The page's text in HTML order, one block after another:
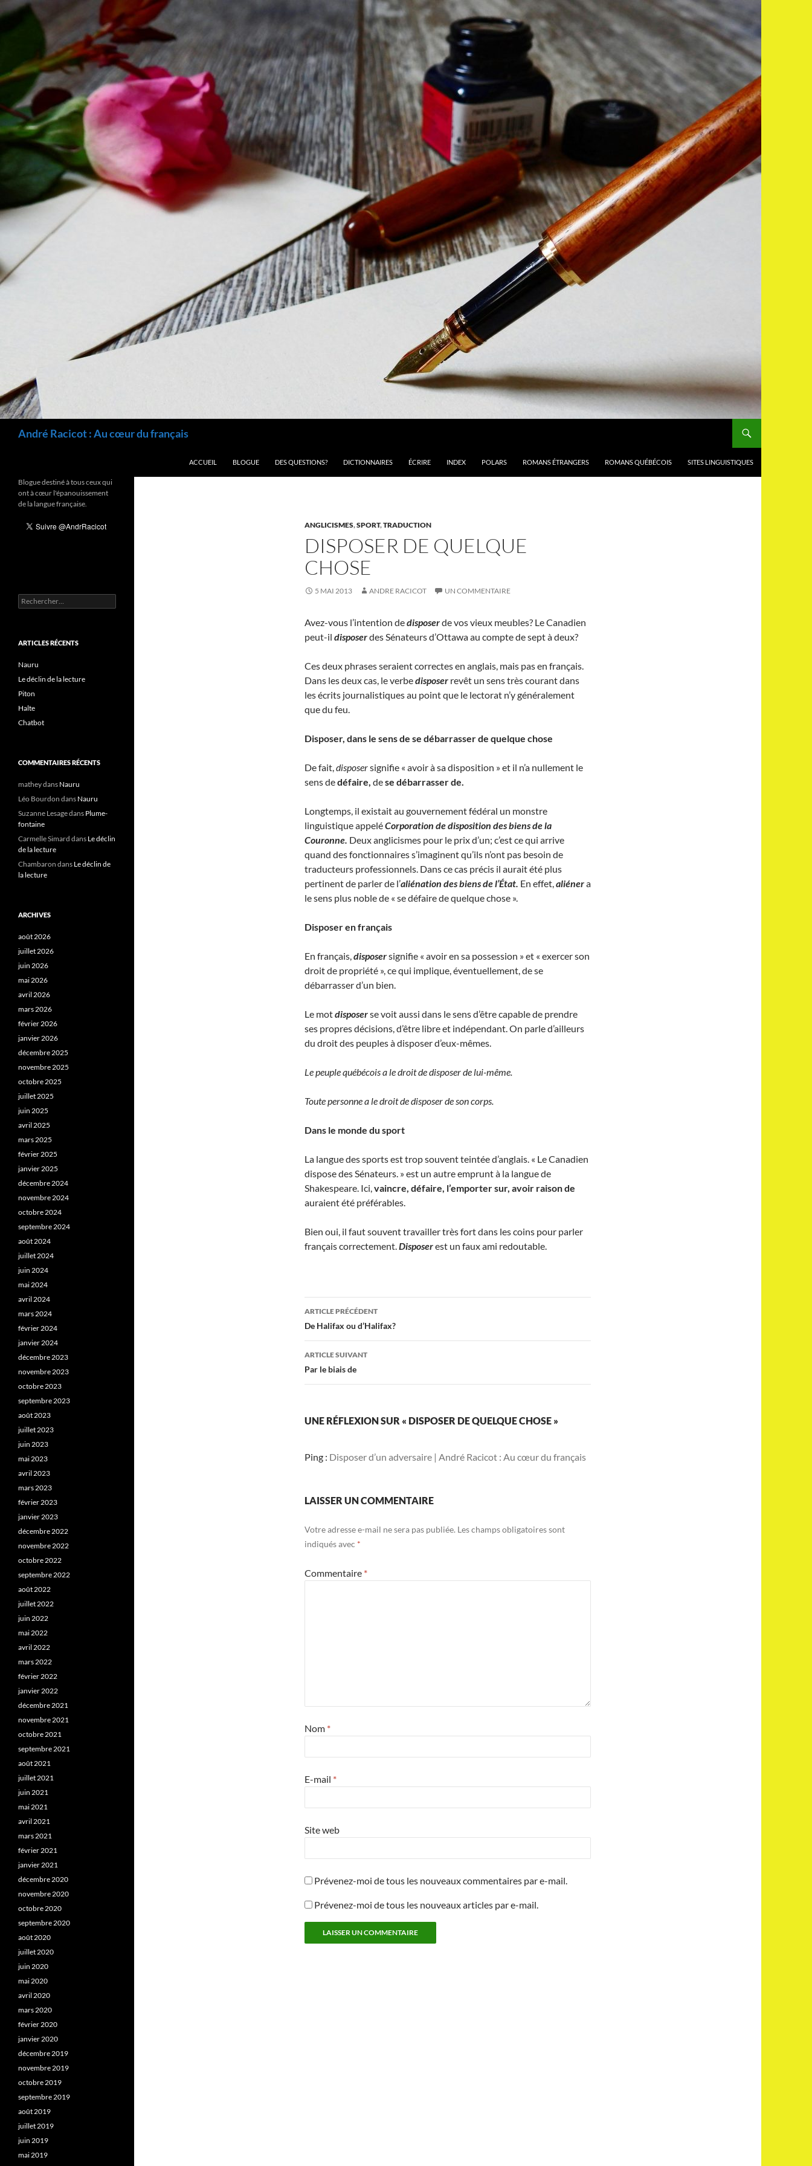
André Racicot : Au cœur du français
ACCUEIL
BLOGUE DES QUESTIONS? DICTIONNAIRES ÉCRIRE INDEX POLARS ROMANS ÉTRANGERS ROMANS QUÉBÉCOIS SITES LINGUISTIQUES
ANGLICISMES,SPORT,TRADUCTION
DISPOSER DE QUELQUE
CHOSE
5 MAI 2013 ANDRE RACICOT UN COMMENTAIRE
Avez-vous l’intention dedisposerde vos vieux meubles? Le Canadien
peut-il disposerdes Sénateurs d’Ottawa au compte de sept à deux?
Ces deux phrases seraient correctes en anglais, mais pas en français.
Dans les deux cas, le verbedisposer revêt un sens très courant dans
les écrits journalistiques au point que le lectorat n’y généralement
que du feu.
Disposer, dans le sens de se débarrasser de quelque chose
De fait,disposersignifie « avoir à sa disposition » et il n’a nullement le
sens dedéfaire, dese débarrasser de.
Longtemps, il existait au gouvernement fédéral un monstre
linguistique appeléCorporation de disposition des biens de la
Couronne. Deux anglicismes pour le prix d’un; c’est ce qui arrive
quand des fonctionnaires s’imaginent qu’ils n’ont pas besoin de
traducteurs professionnels. Dans ce cas précis il aurait été plus
pertinent de parler de l’aliénation des biens de l’État. En effet,aliénera
le sens plus noble de « se défaire de quelque chose ».
Disposer en français
En français,disposersignifie « avoir en sa possession » et « exercer son
droit de propriété », ce qui implique, éventuellement, de se
débarrasser d’un bien.
Le motdisposerse voit aussi dans le sens d’être capable de prendre
ses propres décisions, d’être libre et indépendant. On parle d’ailleurs
du droit des peuples à disposer d’eux-mêmes.
Le peuple québécois a le droit de disposer de lui-même.
Toute personne a le droit de disposer de son corps.
Dans le monde du sport
La langue des sports est trop souvent teintée d’anglais. « Le Canadien
dispose des Sénateurs. » est un autre emprunt à la langue de
Shakespeare. Ici,vaincre, défaire, l’emporter sur, avoir raison de
auraient été préférables.
Bien oui, il faut souvent travailler très fort dans les coins pour parler
français correctement.Disposerest un faux ami redoutable.
Navigation
des
articles
ARTICLE PRÉCÉDENT
De Halifax ou d’Halifax?
ARTICLE SUIVANT
Par le biais de
UNE RÉFLEXION SUR « DISPOSER DE QUELQUE CHOSE »
Ping : Disposer d’un adversaire | André Racicot : Au cœur du français
LAISSER UN COMMENTAIRE
Votre adresse e-mail ne sera pas publiée. Les champs obligatoires sont
indiqués avec *
Commentaire *
Nom *
E-mail *
Site web
Prévenez-moi de tous les nouveaux commentaires par e-mail.
Prévenez-moi de tous les nouveaux articles par e-mail.
Blogue destiné à tous ceux qui
ont à cœur l'épanouissement
de la langue française.
Rechercher :
ARTICLES RÉCENTS
Nauru
Le déclin de la lecture
Piton
Halte
Chatbot
COMMENTAIRES RÉCENTS
matheydans Nauru
Léo Bourdon dans Nauru
Suzanne Lesagedans Plume-
fontaine
Carmelle Simard dans Le déclin
de la lecture
Chambaron dans Le déclin de
la lecture
ARCHIVES
août 2026
juillet 2026
juin 2026
mai 2026
avril 2026
mars 2026
février 2026
janvier 2026
décembre 2025
novembre 2025
octobre 2025
juillet 2025
juin 2025
avril 2025
mars 2025
février 2025
janvier 2025
décembre 2024
novembre 2024
octobre 2024
septembre 2024
août 2024
juillet 2024
juin 2024
mai 2024
avril 2024
mars 2024
février 2024
janvier 2024
décembre 2023
novembre 2023
octobre 2023
septembre 2023
août 2023
juillet 2023
juin 2023
mai 2023
avril 2023
mars 2023
février 2023
janvier 2023
décembre 2022
novembre 2022
octobre 2022
septembre 2022
août 2022
juillet 2022
juin 2022
mai 2022
avril 2022
mars 2022
février 2022
janvier 2022
décembre 2021
novembre 2021
octobre 2021
septembre 2021
août 2021
juillet 2021
juin 2021
mai 2021
avril 2021
mars 2021
février 2021
janvier 2021
décembre 2020
novembre 2020
octobre 2020
septembre 2020
août 2020
juillet 2020
juin 2020
mai 2020
avril 2020
mars 2020
février 2020
janvier 2020
décembre 2019
novembre 2019
octobre 2019
septembre 2019
août 2019
juillet 2019
juin 2019
mai 2019